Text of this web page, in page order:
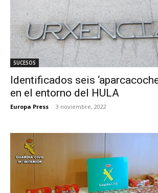
SUCESOS
Identificados seis
en el entorno del HULA
Europa Press - 3 noviembre, 2022